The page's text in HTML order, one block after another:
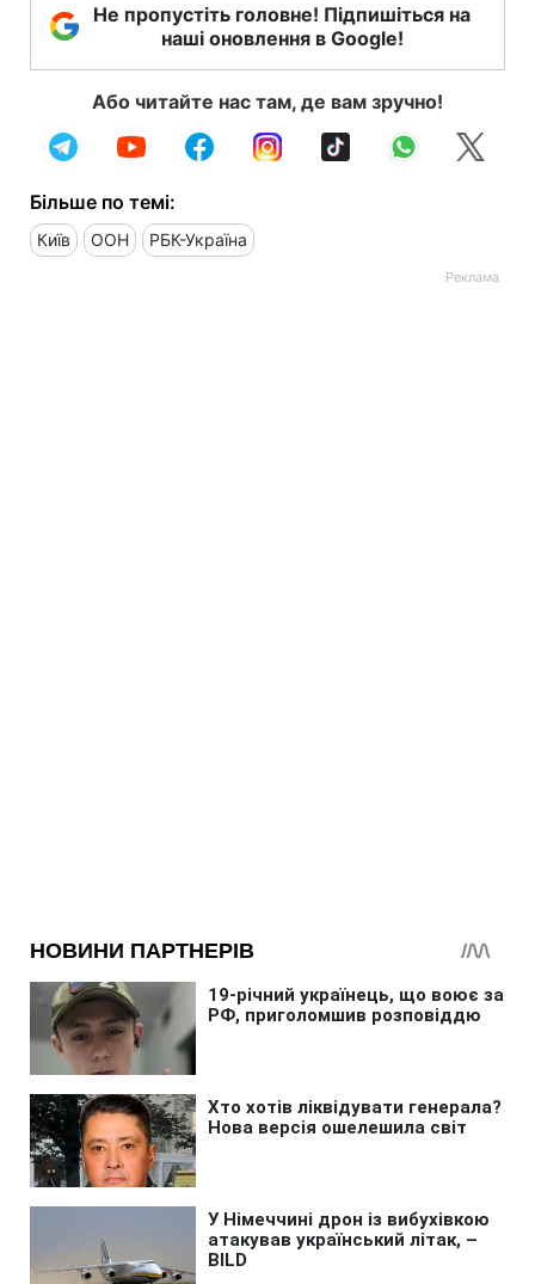
Не пропустіть головне! Підпишіться на
наші оновлення в Google!
Або читайте нас там, де вам зручно!
Більше по темі:
Київ ООН РБК-Україна